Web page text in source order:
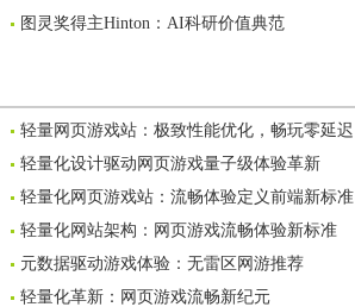
图灵奖得主Hinton：AI科研价值典范
轻量网页游戏站：极致性能优化，畅玩零延迟
轻量化设计驱动网页游戏量子级体验革新
轻量化网页游戏站：流畅体验定义前端新标准
轻量化网站架构：网页游戏流畅体验新标准
元数据驱动游戏体验：无雷区网游推荐
轻量化革新：网页游戏流畅新纪元